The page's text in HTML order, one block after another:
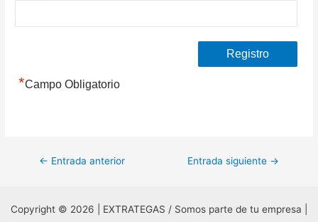
*Campo Obligatorio
Navegación
entradas
← Entrada anterior Entrada siguiente →
Copyright © 2026 | EXTRATEGAS / Somos parte de tu empresa |